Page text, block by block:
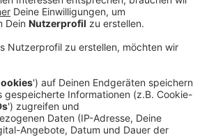
Halbzeit war der FC die
versäumte es aber
zu nutzen. Nach der
die Borussen das Spiel
ohne aber spielerische
oder zu überzeugen. Alles in allem
die für ein Derby nötige